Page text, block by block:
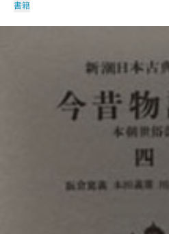
書籍